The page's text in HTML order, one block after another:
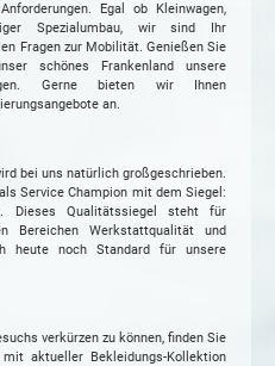
Egal ob Kleinwagen,
Spezialumbau, wir sind Ihr
Fragen zur Mobilität. Genießen Sie
schönes Frankenland unsere
Gerne bieten wir Ihnen
an.
bei uns natürlich großgeschrieben.
Service Champion mit dem Siegel:
Dieses Qualitätssiegel steht für
Bereichen Werkstattqualität und
heute noch Standard für unsere
verkürzen zu können, finden Sie
aktueller Bekleidungs-Kollektion